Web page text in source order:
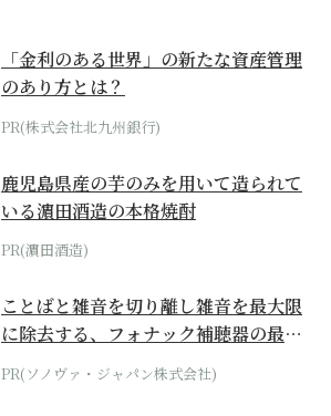
「金利のある世界」の新たな資産管理
のあり方とは？
PR(株式会社北九州銀行)
鹿児島県産の芋のみを用いて造られて
いる濵田酒造の本格焼酎
PR(濵田酒造)
ことばと雑音を切り離し雑音を最大限
に除去する、フォナック補聴器の最上
位モデル
PR(ソノヴァ・ジャパン株式会社)